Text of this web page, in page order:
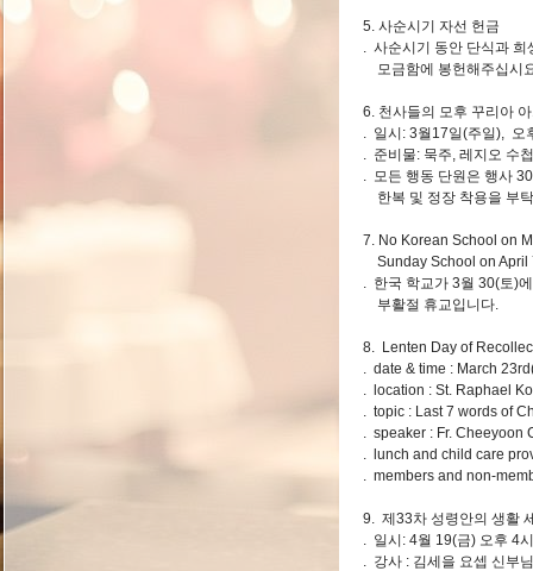
5. 사순시기 자선 헌금
. 사순시기 동안 단식과 희
모금함에 봉헌해주십시
6. 천사들의 모후 꾸리아
. 일시: 3월17일(주일),
. 준비물: 묵주, 레지오
. 모든 행동 단원은 행사
한복 및 정장 착용을 부
7. No Korean School on
Sunday School on April
. 한국 학교가 3월 30(토)
부활절 휴교입니다.
8. Lenten Day of
. date & time : March
. location : St. Raphael
. topic : Last 7 words of
. speaker : Fr. Cheeyoon
. lunch and child care
. members and non-
9. 제33차 성령안의 생활
. 일시: 4월 19(금) 오후 4
. 강사 : 김세을 요셉 신부